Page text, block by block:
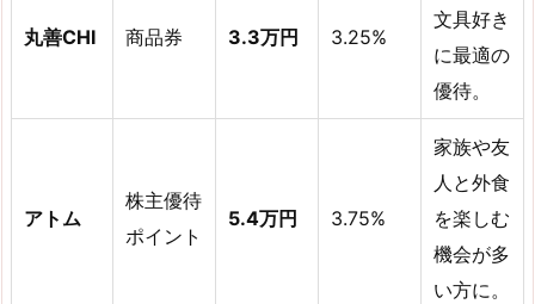
丸善CHI 商品券 3.3万円 3.25%
文具好き
に最適の
優待。
アトム
株主優待
ポイント
5.4万円 3.75%
家族や友
人と外食
を楽しむ
機会が多
い方に。